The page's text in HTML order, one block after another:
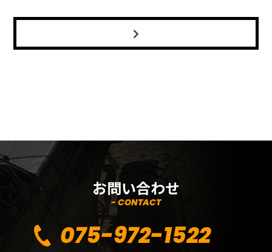
お問い合わせ
- CONTACT
075-972-1522